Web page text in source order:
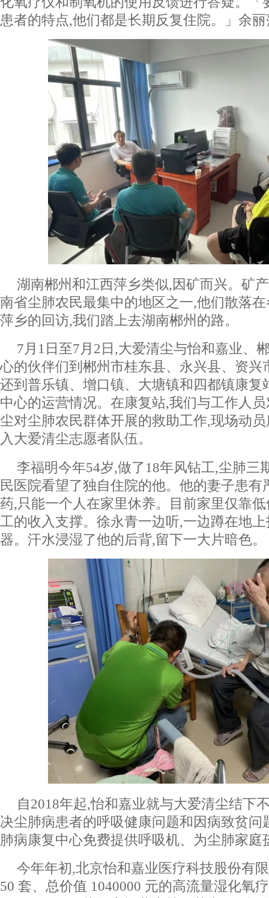
患者的特点,他们都是长期反复住院。」余
湖南郴州和江西萍乡类似,因矿而兴。矿
南省尘肺农民最集中的地区之一,他们散落
萍乡的回访,我们踏上去湖南郴州的路。
7月1日至7月2日,大爱清尘与怡和嘉业、
心的伙伴们到郴州市桂东县、永兴县、资兴
还到普乐镇、增口镇、大塘镇和四都镇康复
中心的运营情况。在康复站,我们与工作人
尘对尘肺农民群体开展的救助工作,现场动
入大爱清尘志愿者队伍。
李福明今年54岁,做了18年风钻工,尘肺三
民医院看望了独自住院的他。他的妻子患有
药,只能一个人在家里休养。目前家里仅靠
工的收入支撑。徐永青一边听,一边蹲在地
器。汗水浸湿了他的后背,留下一大片暗色。
自2018年起,怡和嘉业就与大爱清尘结下
决尘肺病患者的呼吸健康问题和因病致贫问
肺病康复中心免费提供呼吸机、为尘肺家庭
今年年初,北京怡和嘉业医疗科技股份有
50 套、总价值 1040000 元的高流量湿化氧